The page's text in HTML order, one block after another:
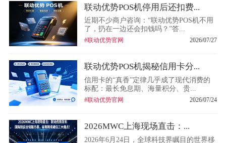
联动优势POS机停用后还扣费...
近期不少商户咨询：“联动优势POS机不用
了，扔在一边还会扣钱吗？”答...
#联动优势官网 2026/07/27
联动优势POS机揭秘信用卡分...
信用卡的“真香”定律几乎成了现代消费的
标配：最长免息期、海量积分、贵...
#联动优势官网 2026/07/24
2026MWC上海现场直击：...
2026年6月24日，全球科技界瞩目的世界移